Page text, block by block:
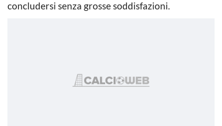
concludersi senza grosse soddisfazioni.